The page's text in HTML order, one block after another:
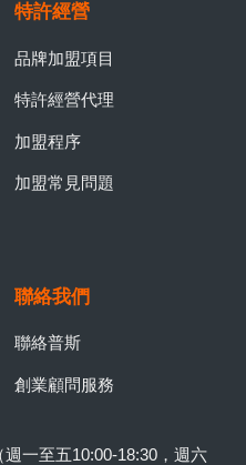
特許經營
品牌加盟項目
特許經營代理
加盟程序
加盟常見問題
聯絡我們
聯絡普斯
創業顧問服務
一至五10:00-18:30，週六